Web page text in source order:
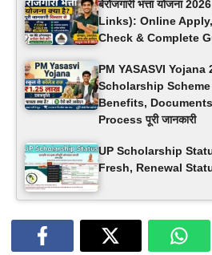
बेरोजगारी भत्ता योजना
Links): Online
Check & Complete
PM YASASVI Yojana
Scholarship Scheme
Benefits,
Process पूरी जानकारी
UP Scholarship
Fresh, Renewal